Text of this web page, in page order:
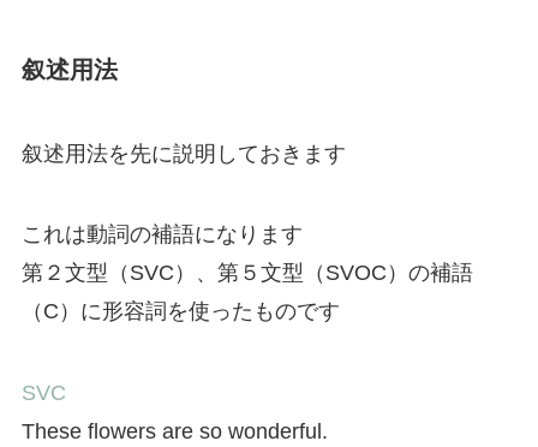
叙述用法
叙述用法を先に説明しておきます
これは動詞の補語になります
第２文型（SVC）、第５文型（SVOC）の補語
（C）に形容詞を使ったものです
SVC
These flowers are so wonderful.